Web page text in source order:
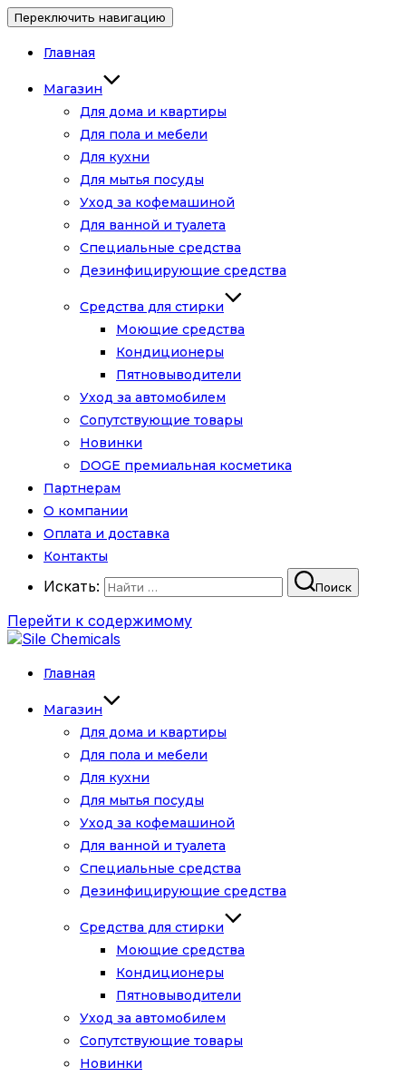
Переключить навигацию
Главная
Магазин
Для дома и квартиры
Для пола и мебели
Для кухни
Для мытья посуды
Уход за кофемашиной
Для ванной и туалета
Специальные средства
Дезинфицирующие средства
Средства для стирки
Моющие средства
Кондиционеры
Пятновыводители
Уход за автомобилем
Сопутствующие товары
Новинки
DOGE премиальная косметика
Партнерам
О компании
Оплата и доставка
Контакты
Искать: Поиск
Перейти к содержимому
Главная
Магазин
Для дома и квартиры
Для пола и мебели
Для кухни
Для мытья посуды
Уход за кофемашиной
Для ванной и туалета
Специальные средства
Дезинфицирующие средства
Средства для стирки
Моющие средства
Кондиционеры
Пятновыводители
Уход за автомобилем
Сопутствующие товары
Новинки